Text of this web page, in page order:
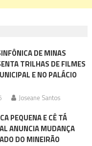
DE MINAS
TRILHAS DE FILMES
E NO PALÁCIO
Joseane Santos
PEQUENA E CÊ TÁ
ANUNCIA MUDANÇA
DO MINEIRÃO